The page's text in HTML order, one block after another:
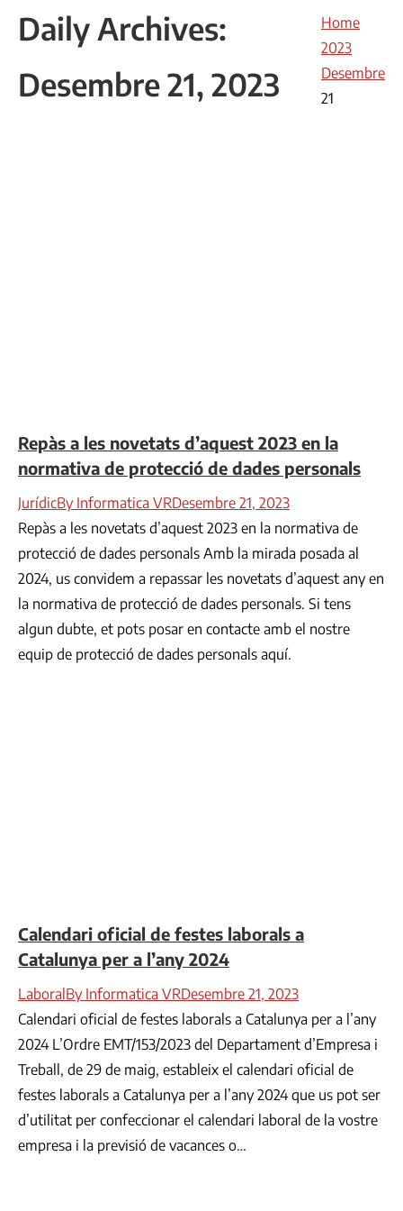
Daily Archives:
Desembre 21, 2023
You are here:
Home
2023
Desembre
21
Repàs a les novetats d’aquest 2023 en la
normativa de protecció de dades personals
JurídicBy Informatica VRDesembre 21, 2023
Repàs a les novetats d’aquest 2023 en la normativa de
protecció de dades personals Amb la mirada posada al
2024, us convidem a repassar les novetats d’aquest any en
la normativa de protecció de dades personals. Si tens
algun dubte, et pots posar en contacte amb el nostre
equip de protecció de dades personals aquí.
Calendari oficial de festes laborals a
Catalunya per a l’any 2024
Laboral By Informatica VRDesembre 21, 2023
Calendari oficial de festes laborals a Catalunya per a l’any
2024 L’Ordre EMT/153/2023 del Departament d’Empresa i
Treball, de 29 de maig, estableix el calendari oficial de
festes laborals a Catalunya per a l’any 2024 que us pot ser
d’utilitat per confeccionar el calendari laboral de la vostre
empresa i la previsió de vacances o…